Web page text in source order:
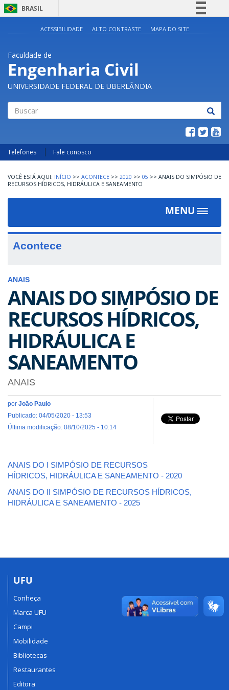
BRASIL
Legislação
Canais
ACESSIBILIDADE ALTO CONTRASTE MAPA DO SITE
Faculdade de
Engenharia Civil
UNIVERSIDADE FEDERAL DE UBERLÂNDIA
Telefones Fale conosco
INÍCIO >> ACONTECE >> 2020 >> 05 >> ANAIS DO SIMPÓSIO DE
RECURSOS HÍDRICOS, HIDRÁULICA E SANEAMENTO
MENU
Toggle
Acontece
ANAIS
ANAIS DO SIMPÓSIO DE
RECURSOS HÍDRICOS,
HIDRÁULICA E
SANEAMENTO
ANAIS
por João Paulo
Publicado: 04/05/2020 - 13:53
Última modificação: 08/10/2025 - 10:14
ANAIS DO I SIMPÓSIO DE RECURSOS
HÍDRICOS, HIDRÁULICA E SANEAMENTO - 2020
ANAIS DO II SIMPÓSIO DE RECURSOS HÍDRICOS,
HIDRÁULICA E SANEAMENTO - 2025
UFU
Conheça
Marca UFU
Campi
Mobilidade
Bibliotecas
Restaurantes
Editora